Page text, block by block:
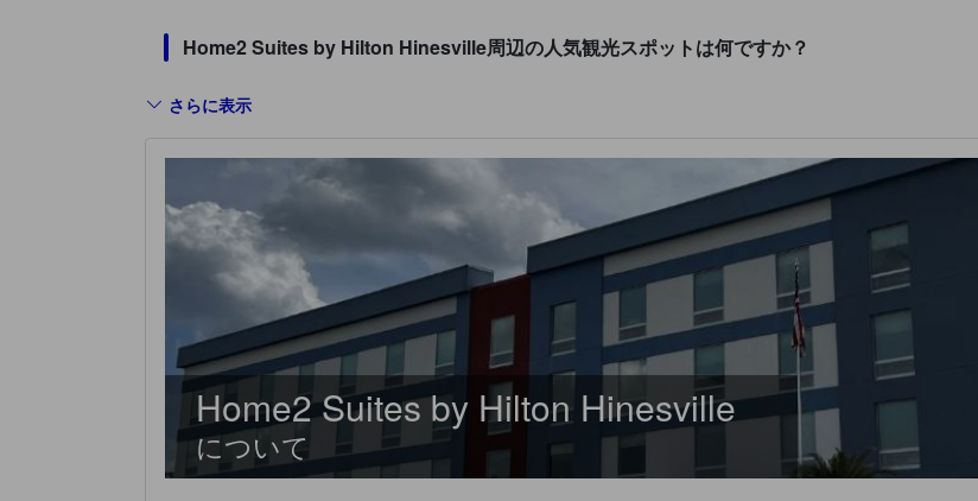
Home2 Suites by Hilton Hinesville周辺の人気観光スポットは何ですか？
さらに表示
Home2 Suites by Hilton Hinesville
について